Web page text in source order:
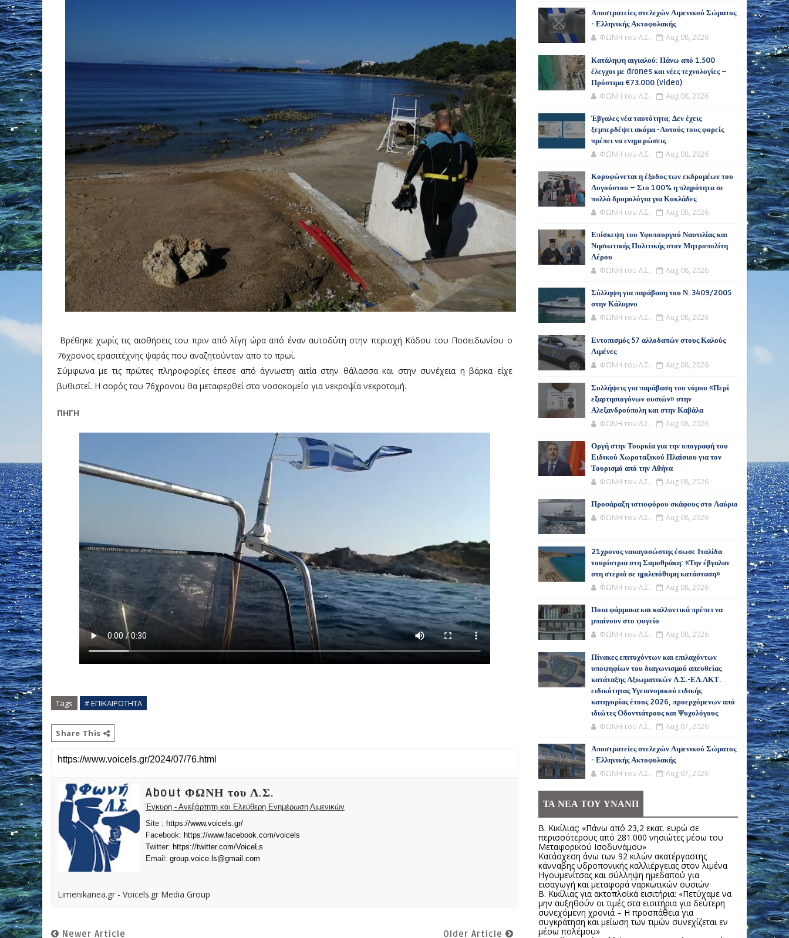
Βρέθηκε χωρίς τις αισθήσεις του πριν από λίγη ώρα από έναν αυτοδύτη στην περιοχή Κάδου του Ποσειδωνίου ο
76χρονος ερασιτέχνης ψαράς που αναζητούνταν απο το πρωί.
Σύμφωνα με τις πρώτες πληροφορίες έπεσε από άγνωστη αιτία στην θάλασσα και στην συνέχεια η βάρκα είχε
βυθιστεί. Η σορός του 76χρονου θα μεταφερθεί στο νοσοκομείο για νεκροψία νεκροτομή.
ΠΗΓΗ
Tags # ΕΠΙΚΑΙΡΟΤΗΤΑ
Share This
About ΦΩΝΗ του Λ.Σ.
Έγκυρη - Ανεξάρτητη και Ελεύθερη Ενημέρωση Λιμενικών
Site : https://www.voicels.gr/
Facebook: https://www.facebook.com/voicels
Twitter: https://twitter.com/VoiceLs
Email: group.voice.ls@gmail.com
Limenikanea.gr - Voicels.gr Media Group
Newer Article Older Article
Αποστρατείες στελεχών Λιμενικού Σώματος
- Ελληνικής Ακτοφυλακής
ΦΩΝΗ του Λ.Σ. Aug 08, 2026
Κατάληψη αιγιαλού: Πάνω από 1.500
έλεγχοι με drones και νέες τεχνολογίες –
Πρόστιμα €73.000 (video)
ΦΩΝΗ του Λ.Σ. Aug 08, 2026
Έβγαλες νέα ταυτότητα; Δεν έχεις
ξεμπερδέψει ακόμα -Αυτούς τους φορείς
πρέπει να ενημερώσεις
ΦΩΝΗ του Λ.Σ. Aug 08, 2026
Κορυφώνεται η έξοδος των εκδρομέων του
Αυγούστου – Στο 100% η πληρότητα σε
πολλά δρομολόγια για Κυκλάδες
ΦΩΝΗ του Λ.Σ. Aug 08, 2026
Επίσκεψη του Υφυπουργού Ναυτιλίας και
Νησιωτικής Πολιτικής στον Μητροπολίτη
Λέρου
ΦΩΝΗ του Λ.Σ. Aug 08, 2026
Σύλληψη για παράβαση του Ν. 3409/2005
στην Κάλυμνο
ΦΩΝΗ του Λ.Σ. Aug 08, 2026
Εντοπισμός 57 αλλοδαπών στους Καλούς
Λιμένες
ΦΩΝΗ του Λ.Σ. Aug 08, 2026
Συλλήψεις για παράβαση του νόμου «Περί
εξαρτησιογόνων ουσιών» στην
Αλεξανδρούπολη και στην Καβάλα
ΦΩΝΗ του Λ.Σ. Aug 08, 2026
Οργή στην Τουρκία για την υπογραφή του
Ειδικού Χωροταξικού Πλαίσιου για τον
Τουρισμό από την Αθήνα
ΦΩΝΗ του Λ.Σ. Aug 08, 2026
Προσάραξη ιστιοφόρου σκάφους στο Λαύριο
ΦΩΝΗ του Λ.Σ. Aug 08, 2026
21χρονος ναυαγοσώστης έσωσε Ιταλίδα
τουρίστρια στη Σαμοθράκη: «Την έβγαλαν
στη στεριά σε ημιλιπόθυμη κατάσταση»
ΦΩΝΗ του Λ.Σ. Aug 08, 2026
Ποια φάρμακα και καλλυντικά πρέπει να
μπαίνουν στο ψυγείο
ΦΩΝΗ του Λ.Σ. Aug 08, 2026
Πίνακες επιτυχόντων και επιλαχόντων
υποψηφίων του διαγωνισμού απευθείας
κατάταξης Αξιωματικών Λ.Σ.-ΕΛ.ΑΚΤ.
ειδικότητας Υγειονομικού ειδικής
κατηγορίας έτους 2026, προερχόμενων από
ιδιώτες Οδοντιάτρους και Ψυχολόγους
ΦΩΝΗ του Λ.Σ. Aug 07, 2026
Αποστρατείες στελεχών Λιμενικού Σώματος
- Ελληνικής Ακτοφυλακής
ΦΩΝΗ του Λ.Σ. Aug 07, 2026
ΤΑ ΝΕΑ ΤΟΥ ΥΝΑΝΠ
Β. Κικίλιας: «Πάνω από 23,2 εκατ. ευρώ σε
περισσότερους από 281.000 νησιώτες μέσω του
Μεταφορικού Ισοδυνάμου»
Κατάσχεση άνω των 92 κιλών ακατέργαστης
κάνναβης υδροπονικής καλλιέργειας στον λιμένα
Ηγουμενίτσας και σύλληψη ημεδαπού για
εισαγωγή και μεταφορά ναρκωτικών ουσιών
Β. Κικίλιας για ακτοπλοϊκά εισιτήρια: «Πετύχαμε να
μην αυξηθούν οι τιμές στα εισιτήρια για δεύτερη
συνεχόμενη χρονιά – Η προσπάθεια για
συγκράτηση και μείωση των τιμών συνεχίζεται εν
μέσω πολέμου»